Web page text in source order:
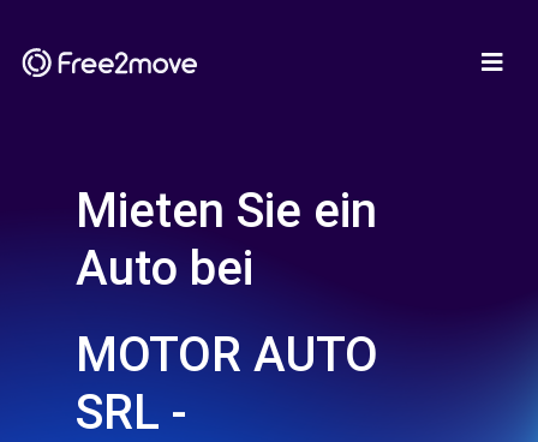
Mieten Sie ein
Auto bei
MOTOR AUTO
SRL -